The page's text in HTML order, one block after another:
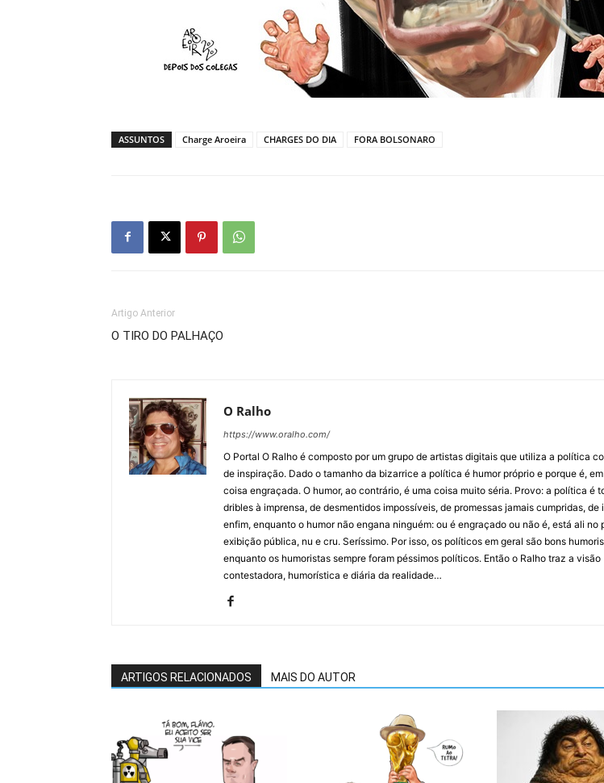
ASSUNTOS Charge Aroeira CHARGES DO DIA FORA BOLSONARO
Artigo Anterior
O TIRO DO PALHAÇO
O Ralho
https://www.oralho.com/
O Portal O Ralho é composto por um grupo de artistas digitais que utiliza a política
de inspiração. Dado o tamanho da bizarrice a política é humor próprio e porque é, em
coisa engraçada. O humor, ao contrário, é uma coisa muito séria. Provo: a política é
dribles à imprensa, de desmentidos impossíveis, de promessas jamais cumpridas, de
enfim, enquanto o humor não engana ninguém: ou é engraçado ou não é, está ali no
exibição pública, nu e cru. Seríssimo. Por isso, os políticos em geral são bons
enquanto os humoristas sempre foram péssimos políticos. Então o Ralho traz a visão
contestadora, humorística e diária da realidade…
ARTIGOS RELACIONADOS MAIS DO AUTOR